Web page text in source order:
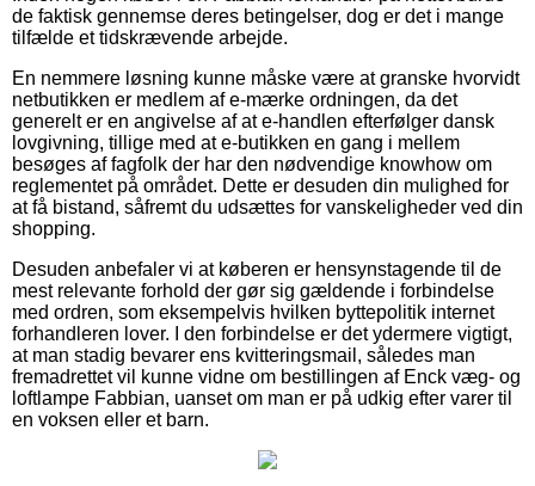
de faktisk gennemse deres betingelser, dog er det i mange
tilfælde et tidskrævende arbejde.
En nemmere løsning kunne måske være at granske hvorvidt
netbutikken er medlem af e-mærke ordningen, da det
generelt er en angivelse af at e-handlen efterfølger dansk
lovgivning, tillige med at e-butikken en gang i mellem
besøges af fagfolk der har den nødvendige knowhow om
reglementet på området. Dette er desuden din mulighed for
at få bistand, såfremt du udsættes for vanskeligheder ved din
shopping.
Desuden anbefaler vi at køberen er hensynstagende til de
mest relevante forhold der gør sig gældende i forbindelse
med ordren, som eksempelvis hvilken byttepolitik internet
forhandleren lover. I den forbindelse er det ydermere vigtigt,
at man stadig bevarer ens kvitteringsmail, således man
fremadrettet vil kunne vidne om bestillingen af Enck væg- og
loftlampe Fabbian, uanset om man er på udkig efter varer til
en voksen eller et barn.